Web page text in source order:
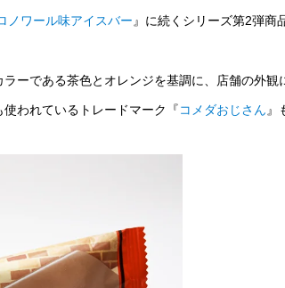
ノワール味アイスバー 』に続くシリーズ第2弾商
ーである茶色とオレンジを基調に、店舗の外観
われているトレードマーク『コメダおじさん 』